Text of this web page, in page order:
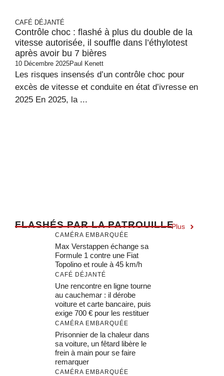
CAFÉ DÉJANTÉ
Contrôle choc : flashé à plus du double de la
vitesse autorisée, il souffle dans l’éthylotest
après avoir bu 7 bières
10 Décembre 2025Paul Kenett
Les risques insensés d’un contrôle choc pour
excès de vitesse et conduite en état d’ivresse en
2025 En 2025, la ...
FLASHÉS PAR LA PATROUILLEPlus
CAMÉRA EMBARQUÉE
Max Verstappen échange sa
Formule 1 contre une Fiat
Topolino et roule à 45 km/h
CAFÉ DÉJANTÉ
Une rencontre en ligne tourne
au cauchemar : il dérobe
voiture et carte bancaire, puis
exige 700 € pour les restituer
CAMÉRA EMBARQUÉE
Prisonnier de la chaleur dans
sa voiture, un fêtard libère le
frein à main pour se faire
remarquer
CAMÉRA EMBARQUÉE